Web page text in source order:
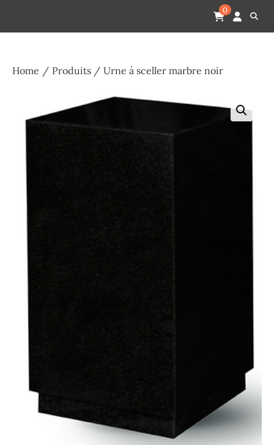
content
Espace Funéraire Michel Gardechaux
0
Home Produits Urne à sceller marbre noir